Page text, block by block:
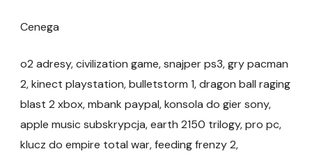
Cenega
o2 adresy, civilization game, snajper ps3, gry pacman
2, kinect playstation, bulletstorm 1, dragon ball raging
blast 2 xbox, mbank paypal, konsola do gier sony,
apple music subskrypcja, earth 2150 trilogy, pro pc,
klucz do empire total war, feeding frenzy 2,